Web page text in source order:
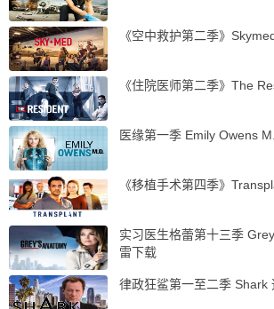
《空中救护第二季》
《住院医师第二季》The
医缘第一季 Emily Owens
《移植手术第四季》
实习医生格蕾第十三季
雷下载
律政狂鲨第一至二季 Shark